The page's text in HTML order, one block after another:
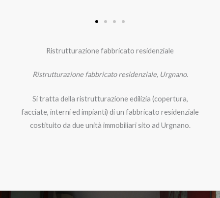
Ristrutturazione fabbricato residenziale
Ristrutturazione fabbricato residenziale, Urgnano.
Si tratta della ristrutturazione edilizia (copertura,
facciate, interni ed impianti) di un fabbricato residenziale
costituito da due unità immobiliari sito ad Urgnano.